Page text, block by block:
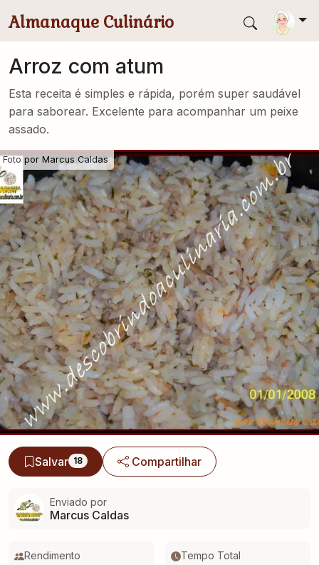
Almanaque Culinário
Arroz com atum
Esta receita é simples e rápida, porém super saudável
para saborear. Excelente para acompanhar um peixe
assado.
Foto por Marcus Caldas
Salvar 18 Compartilhar
Enviado por
Marcus Caldas
Rendimento Tempo Total